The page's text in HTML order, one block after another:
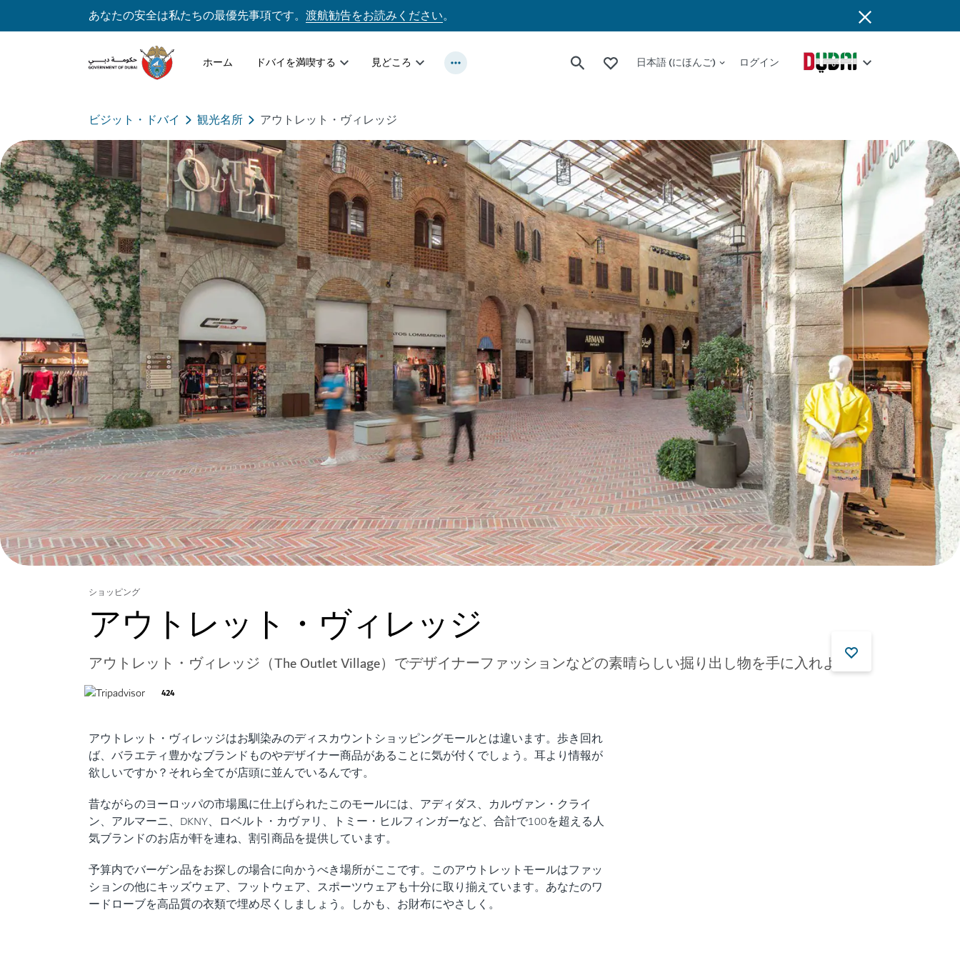
あなたの安全は私たちの最優先事項です。 渡航勧告をお読みください。
ホーム ドバイを満喫する 見どころ 日本語 (にほんご) ログイン
ビジット・ドバイ 観光名所 アウトレット・ヴィレッジ
ショッピング
アウトレット・ヴィレッジ
アウトレット・ヴィレッジ（The Outlet Village）でデザイナーファッションなどの素晴らしい掘り出し物を手に入れよう
424
アウトレット・ヴィレッジはお馴染みのディスカウントショッピングモールとは違います。歩き回れ
ば、バラエティ豊かなブランドものやデザイナー商品があることに気が付くでしょう。耳より情報が
欲しいですか？それら全てが店頭に並んでいるんです。
昔ながらのヨーロッパの市場風に仕上げられたこのモールには、アディダス、カルヴァン・クライ
ン、アルマーニ、DKNY、ロベルト・カヴァリ、トミー・ヒルフィンガーなど、合計で100を超える人
気ブランドのお店が軒を連ね、割引商品を提供しています。
予算内でバーゲン品をお探しの場合に向かうべき場所がここです。このアウトレットモールはファッ
ションの他にキッズウェア、フットウェア、スポーツウェアも十分に取り揃えています。あなたのワ
ードローブを高品質の衣類で埋め尽くしましょう。しかも、お財布にやさしく。